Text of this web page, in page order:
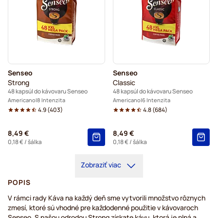
Senseo
Strong
48 kapsúl do kávovaru Senseo
Americano 8 Intenzita
4.9(403)
8,49 €
0,18 €/ šálka
Senseo
Classic
48 kapsúl do kávovaru Senseo
Americano 6 Intenzita
4.8(684)
8,49 €
0,18 €/ šálka
Zobraziť viac
POPIS
V rámci rady Káva na každý deň sme vytvorili množstvo rôznych
zmesí, ktoré sú vhodné pre každodenné použitie v kávovaroch